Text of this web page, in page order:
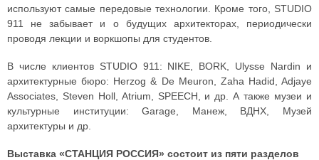
используют самые передовые технологии. Кроме того, STUDIO
911 не забывает и о будущих архитекторах, периодически
проводя лекции и воркшопы для студентов.
В числе клиентов STUDIO 911: NIKE, BORK, Ulysse Nardin и
архитектурные бюро: Herzog & De Meuron, Zaha Hadid, Adjaye
Associates, Steven Holl, Atrium, SPEECH, и др. А также музеи и
культурные институции: Garage, Манеж, ВДНХ, Музей
архитектуры и др.
Выставка «СТАНЦИЯ РОССИЯ» состоит из пяти разделов